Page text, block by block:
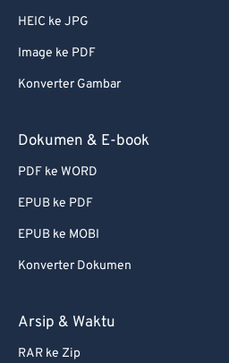
HEIC ke JPG
Image ke PDF
Konverter Gambar
Dokumen & E-book
PDF ke WORD
EPUB ke PDF
EPUB ke MOBI
Konverter Dokumen
Arsip & Waktu
RAR ke Zip